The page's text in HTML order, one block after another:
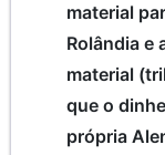
material
Rolândia e
material
que o
própria